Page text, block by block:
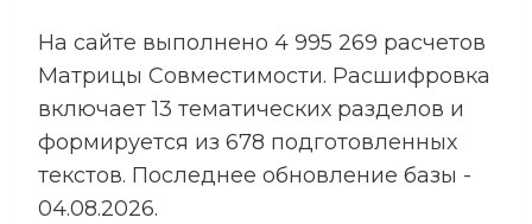
На сайте выполнено 4 995 269 расчетов
Матрицы Совместимости. Расшифровка
включает13 тематических разделов и
формируется из 678 подготовленных
текстов. Последнее обновление базы -
04.08.2026.